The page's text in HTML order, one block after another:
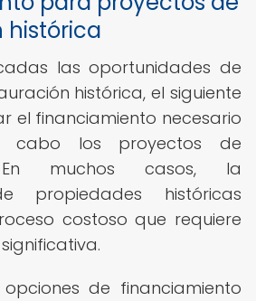
histórica
las oportunidades de
histórica, el siguiente
el financiamiento necesario
los proyectos de
En muchos casos, la
propiedades históricas
costoso que requiere
opciones de financiamiento